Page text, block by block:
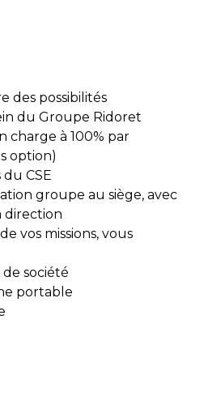
des possibilités
du Groupe Ridoret
charge à 100% par
option)
CSE
groupe au siège, avec
direction
vos missions, vous
société
portable